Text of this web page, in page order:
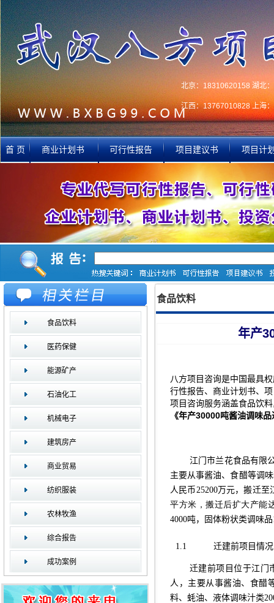
北京：18310620158 湖北
江西：13767010828 上海
首 页 商业计划书 可行性报告 项目建议书 项目计
食品饮料
医药保健
能源矿产
石油化工
机械电子
建筑房产
商业贸易
纺织服装
农林牧渔
综合报告
成功案例
食品饮料
年产
八方项目咨询是中国最具
行性报告、商业计划书、
项目咨询服务涵盖食品饮
《年产30000吨酱油调味
江门市兰花食品有限
主要从事酱油、食醋等调
人民币 25200万元，搬迁至
平方米 ，搬迁后扩大产能
4000吨，固体粉状类调味品
1.1 迁建前项目情况
迁建前项目位于江门
人，主要从事酱油、食醋
料、蚝油、液体调味汁类